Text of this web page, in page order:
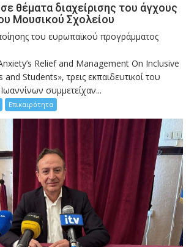
θέματα διαχείρισης του άγχους
Μουσικού Σχολείου
του ευρωπαϊκού προγράμματος
Relief and Management On Inclusive
Students», τρεις εκπαιδευτικοί του
συμμετείχαν...
Επικαιρότητα